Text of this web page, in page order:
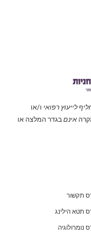
לייעוץ רפואי ו/או
אינםבגדר המלצה או
תקשור
תטא הילינג
נומרולוגיה